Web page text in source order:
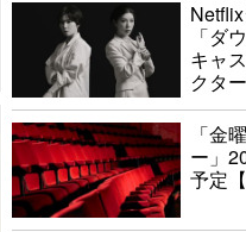
「ダ
キャ
クタ
「金
ー」
予定